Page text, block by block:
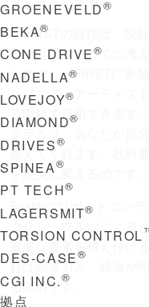
GROENEVELD®
BEKA®
CONE DRIVE®
NADELLA®
LOVEJOY®
DIAMOND®
DRIVES®
SPINEA®
PT TECH®
LAGERSMIT®
TORSION CONTROL
DES-CASE®
CGI INC.®
拠点
「FIRSTの目標は、設
新、起業家としての考
します。「FIRSTに参
ンジニア、アーティス
る職種で活用できます
グラムは、あなたが自
教えてくれます。教科
を現実に変えるのです。
First®のロボットコンテ
コリン・フルツによる
重要な要素を植え付け
れは回復力と、結論が
る能力です。